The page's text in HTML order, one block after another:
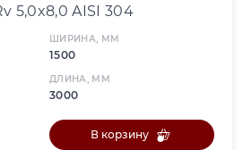
5,0x8,0 AISI 304
ШИРИНА, ММ
1500
ДЛИНА, ММ
3000
В корзину